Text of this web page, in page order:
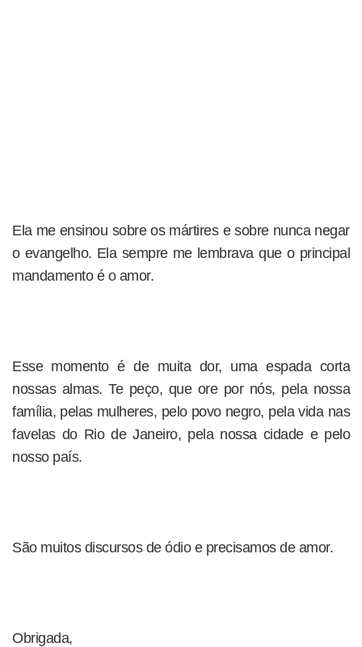
Ela me ensinou sobre os mártires e sobre nunca negar
o evangelho. Ela sempre me lembrava que o principal
mandamento é o amor.
Esse momento é de muita dor, uma espada corta
nossas almas. Te peço, que ore por nós, pela nossa
família, pelas mulheres, pelo povo negro, pela vida nas
favelas do Rio de Janeiro, pela nossa cidade e pelo
nosso país.
São muitos discursos de ódio e precisamos de amor.
Obrigada,